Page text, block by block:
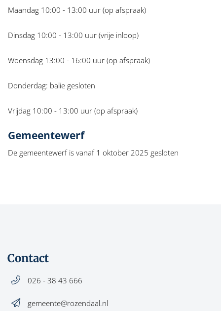
Maandag 10:00 - 13:00 uur (op afspraak)
Dinsdag 10:00 - 13:00 uur (vrije inloop)
Woensdag 13:00 - 16:00 uur (op afspraak)
Donderdag: balie gesloten
Vrijdag 10:00 - 13:00 uur (op afspraak)
Gemeentewerf
De gemeentewerf is vanaf 1 oktober 2025 gesloten
Contact
026 - 38 43 666
gemeente@rozendaal.nl